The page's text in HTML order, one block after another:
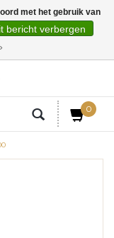
0
met het gebruik van
bericht verbergen